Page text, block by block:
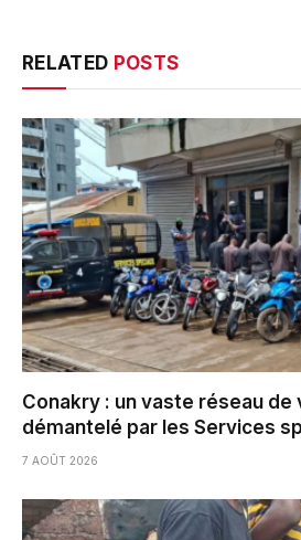
RELATED POSTS
Conakry : un vaste réseau
démantelé par les Services
7 AOÛT 2026